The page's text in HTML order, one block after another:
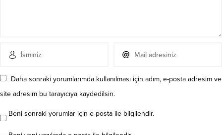
Daha sonraki yorumlarımda kullanılması için adım, e-posta adresim ve
site adresim bu tarayıcıya kaydedilsin.
Beni sonraki yorumlar için e-posta ile bilgilendir.